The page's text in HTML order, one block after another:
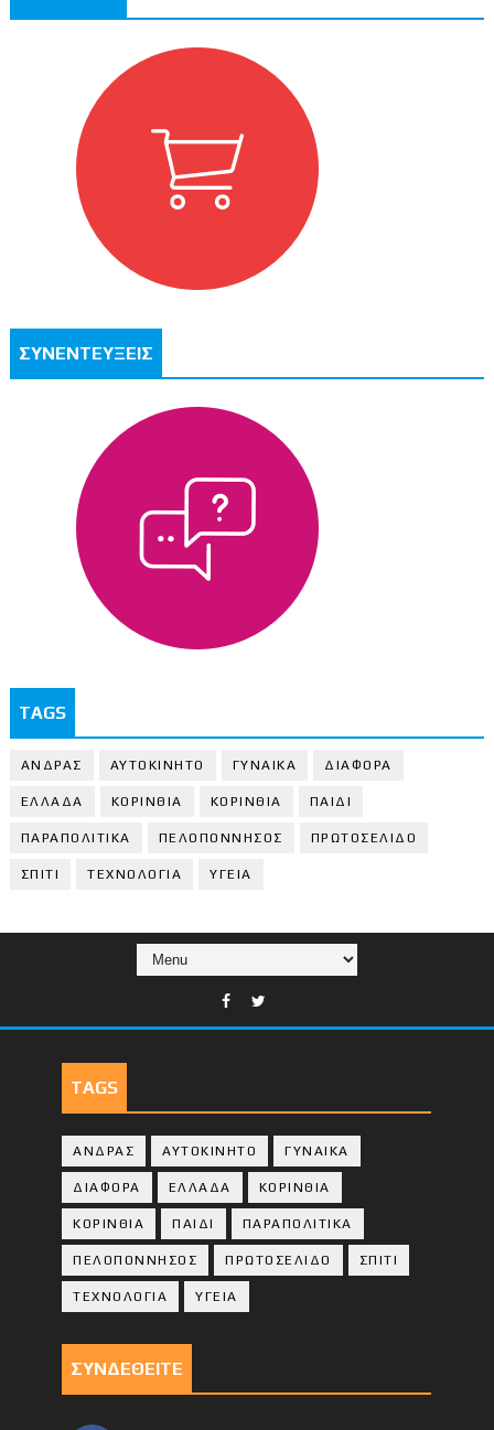
ΣΥΝΕΝΤΕΥΞΕΙΣ
TAGS
ΑΝΔΡΑΣ ΑΥΤΟΚΙΝΗΤΟ ΓΥΝΑΙΚΑ ΔΙΑΦΟΡΑ
ΕΛΛΑΔΑ ΚΟΡΙΝΘΙΑ ΚΟΡΙΝΘΙA ΠΑΙΔΙ
ΠΑΡΑΠΟΛΙΤΙΚΑ ΠΕΛΟΠΟΝΝΗΣΟΣ ΠΡΩΤΟΣΕΛΙΔΟ
ΣΠΙΤΙ ΤΕΧΝΟΛΟΓΙΑ ΥΓΕΙΑ
TAGS
ΑΝΔΡΑΣ ΑΥΤΟΚΙΝΗΤΟ ΓΥΝΑΙΚΑ
ΔΙΑΦΟΡΑ ΕΛΛΑΔΑ ΚΟΡΙΝΘΙΑ
ΚΟΡΙΝΘΙA ΠΑΙΔΙ ΠΑΡΑΠΟΛΙΤΙΚΑ
ΠΕΛΟΠΟΝΝΗΣΟΣ ΠΡΩΤΟΣΕΛΙΔΟ ΣΠΙΤΙ
ΤΕΧΝΟΛΟΓΙΑ ΥΓΕΙΑ
ΣΥΝΔΕΘΕΙΤΕ